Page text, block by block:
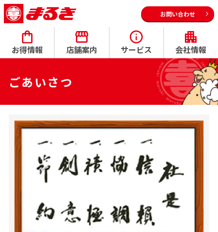
お得情報 店舗案内 サービス 会社情報
お問い合わせ
ごあいさつ